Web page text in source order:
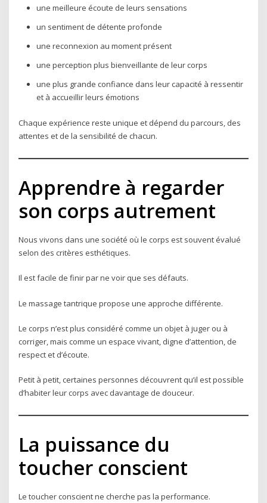
une meilleure écoute de leurs sensations
un sentiment de détente profonde
une reconnexion au moment présent
une perception plus bienveillante de leur corps
une plus grande confiance dans leur capacité à ressentir
et à accueillir leurs émotions
Chaque expérience reste unique et dépend du parcours, des
attentes et de la sensibilité de chacun.
Apprendre à regarder
son corps autrement
Nous vivons dans une société où le corps est souvent évalué
selon des critères esthétiques.
Il est facile de finir par ne voir que ses défauts.
Le massage tantrique propose une approche différente.
Le corps n’est plus considéré comme un objet à juger ou à
corriger, mais comme un espace vivant, digne d’attention, de
respect et d’écoute.
Petit à petit, certaines personnes découvrent qu’il est possible
d’habiter leur corps avec davantage de douceur.
La puissance du
toucher conscient
Le toucher conscient ne cherche pas la performance.